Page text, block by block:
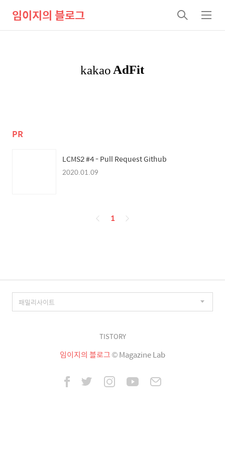
임이지의 블로그
검
색
메
뉴
PR
LCMS2 #4 - Pull Request Github
2020.01.09
페
1
TISTORY
임이지의 블로그© Magazine Lab